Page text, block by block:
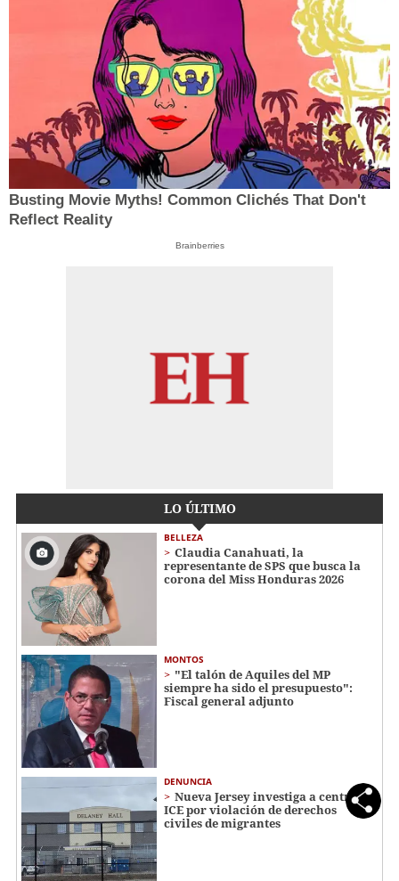
Busting Movie Myths! Common Clichés That Don't
Reflect Reality
Brainberries
LO ÚLTIMO
BELLEZA
Claudia Canahuati, la
representante de SPS que busca la
corona del Miss Honduras 2026
MONTOS
"El talón de Aquiles del MP
siempre ha sido el presupuesto":
Fiscal general adjunto
DENUNCIA
Nueva Jersey investiga a centro de
ICE por violación de derechos
civiles de migrantes